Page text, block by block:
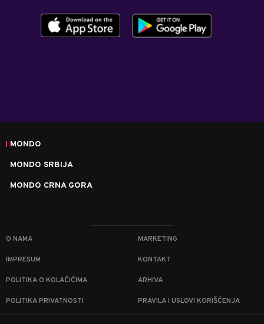
MONDO
MONDO SRBIJA
MONDO CRNA GORA
O NAMA MARKETING
IMPRESUM KONTAKT
POLITIKA O KOLAČIĆIMA ARHIVA
POLITIKA PRIVATNOSTI PRAVILA I USLOVI KORIŠĆENJA